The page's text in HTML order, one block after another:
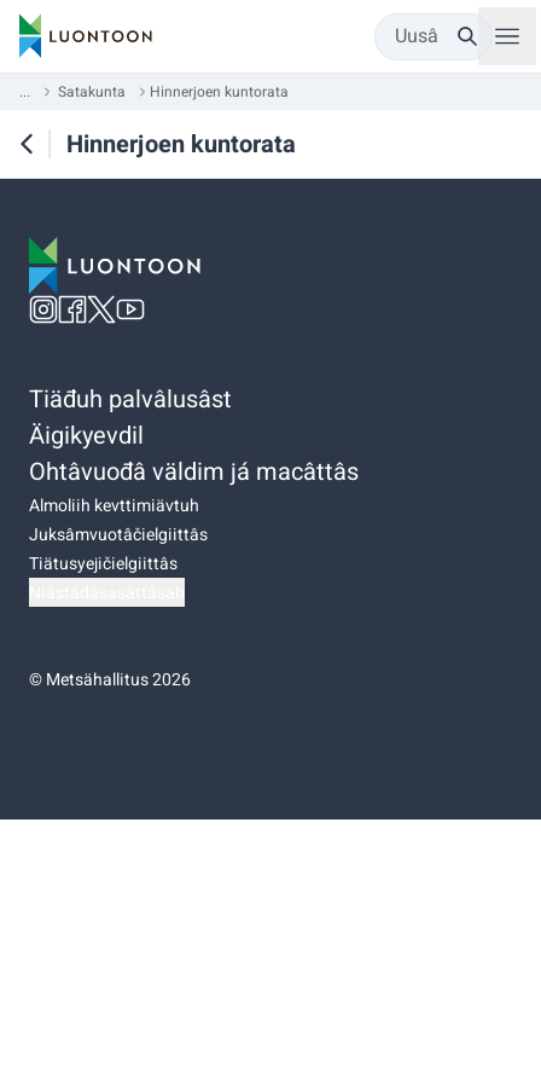
Uusâ
... Satakunta Hinnerjoen kuntorata
Hinnerjoen kuntorata
Tiäđuh palvâlusâst
Äigikyevdil
Ohtâvuođâ väldim já macâttâs
Almoliih kevttimiävtuh
Juksâmvuotâčielgiittâs
Tiätusyejičielgiittâs
©Metsähallitus 2026